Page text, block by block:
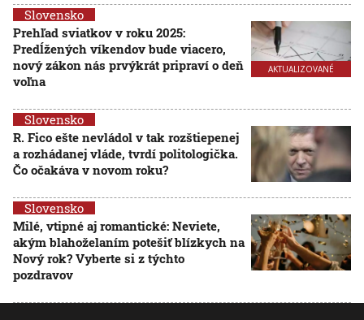
AKTUALIZOVANÉ
Slovensko
Prehľad sviatkov v roku 2025:
Predĺžených víkendov bude viacero,
nový zákon nás prvýkrát pripraví o deň
voľna
Slovensko
R. Fico ešte nevládol v tak rozštiepenej
a rozhádanej vláde, tvrdí politologička.
Čo očakáva v novom roku?
Slovensko
Milé, vtipné aj romantické: Neviete,
akým blahoželaním potešiť blízkych na
Nový rok? Vyberte si z týchto
pozdravov